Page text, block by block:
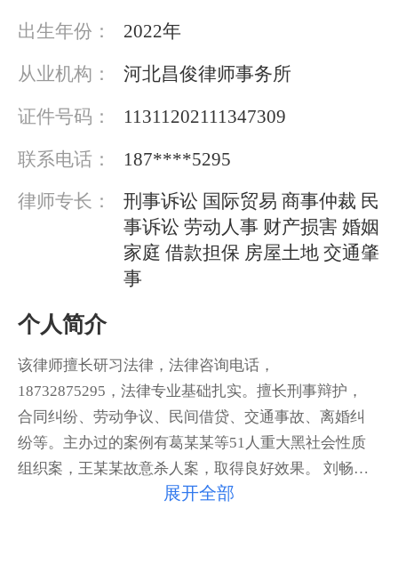
出生年份：
2022年
从业机构：
河北昌俊律师事务所
证件号码：
11311202111347309
联系电话：
187****5295
律师专长：
刑事诉讼 国际贸易 商事仲裁 民
事诉讼 劳动人事 财产损害 婚姻
家庭 借款担保 房屋土地 交通肇
事
个人简介
该律师擅长研习法律，法律咨询电话，
18732875295，法律专业基础扎实。擅长刑事辩护，
合同纠纷、劳动争议、民间借贷、交通事故、离婚纠
纷等。主办过的案例有葛某某等51人重大黑社会性质
组织案，王某某故意杀人案，取得良好效果。 刘畅律
师在执业过程中，始终将诚信为人放在执业服务的首
展开全部